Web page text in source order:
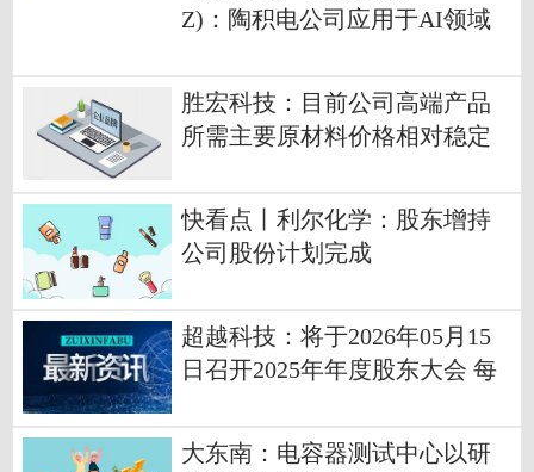
Z)：陶积电公司应用于AI领域
样阶段
胜宏科技：目前公司高端产品
所需主要原材料价格相对稳定
稳定
快看点丨利尔化学：股东增持
公司股份计划完成
超越科技：将于2026年05月15
日召开2025年年度股东大会 每
大东南：电容器测试中心以研